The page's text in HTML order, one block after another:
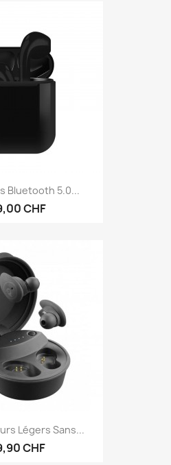
Bluetooth 5.0...
CHF
Légers Sans...
CHF